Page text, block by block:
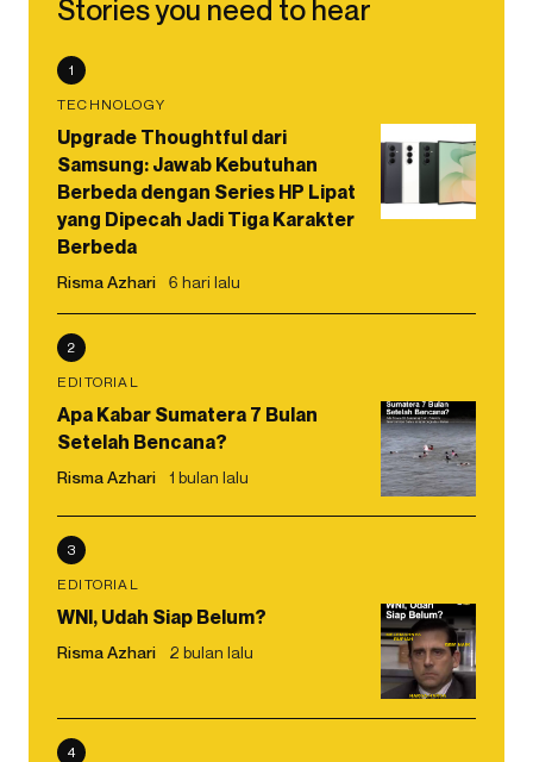
Stories you need to hear
1
TECHNOLOGY
Upgrade Thoughtful dari
Samsung: Jawab Kebutuhan
Berbeda dengan Series HP Lipat
yang Dipecah Jadi Tiga Karakter
Berbeda
Risma Azhari 6 hari lalu
2
EDITORIAL
Apa Kabar Sumatera 7 Bulan
Setelah Bencana?
Risma Azhari 1 bulan lalu
3
EDITORIAL
WNI, Udah Siap Belum?
Risma Azhari 2 bulan lalu
4